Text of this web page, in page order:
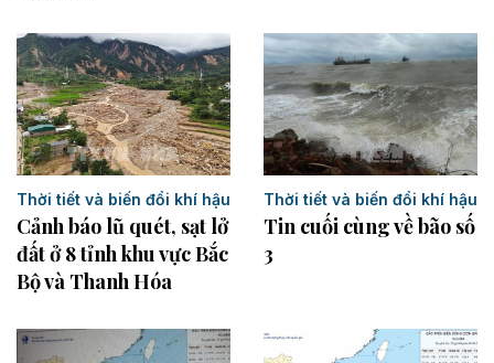
Thời tiết và biến đổi khí hậu
Cảnh báo lũ quét, sạt lở
đất ở 8 tỉnh khu vực Bắc
Bộ và Thanh Hóa
Thời tiết và biến đổi khí hậu
Tin cuối cùng về bão số
3